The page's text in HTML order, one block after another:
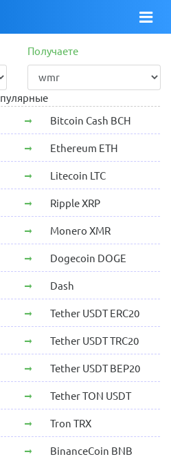
Получаете
Bitcoin Cash BCH
Ethereum ETH
Litecoin LTC
Ripple XRP
Monero XMR
Dogecoin DOGE
Dash
Tether USDT ERC20
Tether USDT TRC20
Tether USDT BEP20
Tether TON USDT
Tron TRX
BinanceCoin BNB